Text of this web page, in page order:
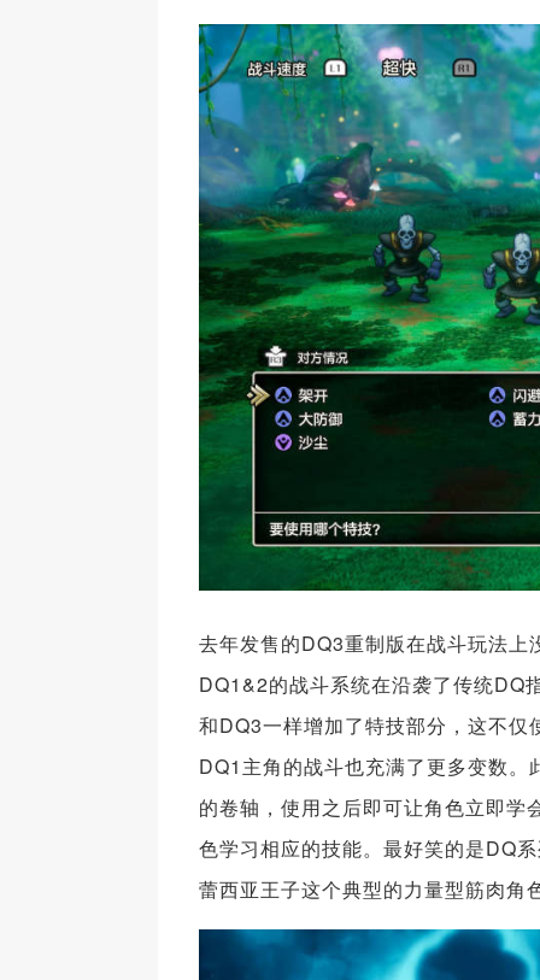
去年发售的DQ3重制版在战斗玩法
DQ1&2的战斗系统在沿袭了传统DQ
和DQ3一样增加了特技部分，这不
DQ1主角的战斗也充满了更多变数
的卷轴，使用之后即可让角色立即
色学习相应的技能。最好笑的是DQ
蕾西亚王子这个典型的力量型筋肉角